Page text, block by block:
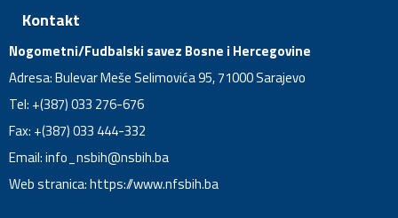
Kontakt
Nogometni/Fudbalski savez Bosne i Hercegovine
Adresa: Bulevar Meše Selimovića 95, 71000 Sarajevo
Tel: +(387) 033 276-676
Fax: +(387) 033 444-332
Email:info_nsbih@nsbih.ba
Web stranica: https://www.nfsbih.ba